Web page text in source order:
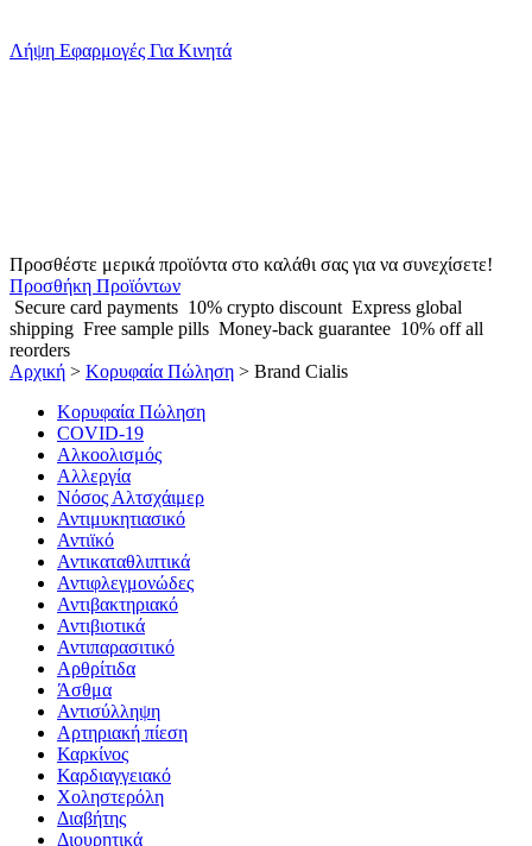
Λήψη Εφαρμογές Για Κινητά
Προσθέστε μερικά προϊόντα στο καλάθι σας για να συνεχίσετε!
Προσθήκη Προϊόντων
Secure card payments 10% crypto discount Express global
shipping Free sample pills Money-back guarantee 10% off all
reorders
Αρχική > Κορυφαία Πώληση > Brand Cialis
Κορυφαία Πώληση
COVID-19
Αλκοολισμός
Αλλεργία
Νόσος Αλτσχάιμερ
Αντιμυκητιασικό
Αντιϊκό
Αντικαταθλιπτικά
Αντιφλεγμονώδες
Αντιβακτηριακό
Αντιβιοτικά
Αντιπαρασιτικό
Αρθρίτιδα
Άσθμα
Αντισύλληψη
Αρτηριακή πίεση
Καρκίνος
Καρδιαγγειακό
Χοληστερόλη
Διαβήτης
Διουρητικά